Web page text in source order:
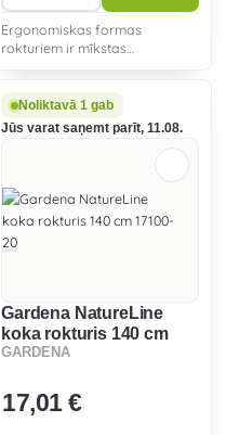
Ergonomiskas formas
rokturiem ir mīkstas
pieskāriena detaļas, kas
lietošanas laikā. Roktura
izliektais gals novērš rokas
slīdēšanu darba laikā.
Noliktavā 1 gab
Jūs varat saņemt parīt, 11.08.
Gardena NatureLine
koka rokturis 140 cm
17100-20
GARDENA
17,01 €